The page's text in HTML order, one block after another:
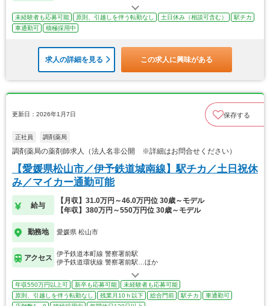
未経験者も応募可能 原則、引越しを伴う転勤なし 土日休み（相談可含む）
駅チカ
車通勤可
積極採用中
求人の詳細を見る この求人に興味がある
更新日：2026年1月7日 保存する
正社員 調剤薬局
調剤薬局の薬剤師求人（法人名非公開 ※詳細はお問合せください）
【愛媛県松山市／伊予鉄道城南線】駅チカ／土日祝休
み／マイカー通勤可能
給与
【月収】31.0万円～46.0万円位 30歳～モデル
【年収】380万円～550万円位 30歳～モデル
勤務地 愛媛県 松山市
アクセス
伊予鉄道本町線 警察署前駅
伊予鉄道環状線 警察署前駅…ほか
年収550万円以上可 新卒も応募可能
未経験者も応募可能
原則、引越しを伴う転勤なし
残業月10ｈ以下 総合門前 駅チカ
車通勤可